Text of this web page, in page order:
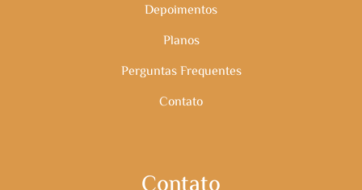
Depoimentos
Planos
Perguntas Frequentes
Contato